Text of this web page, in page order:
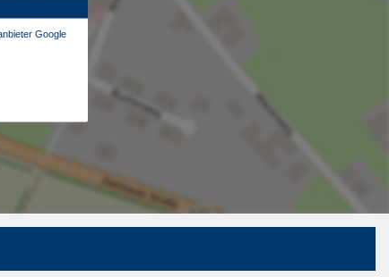
Google